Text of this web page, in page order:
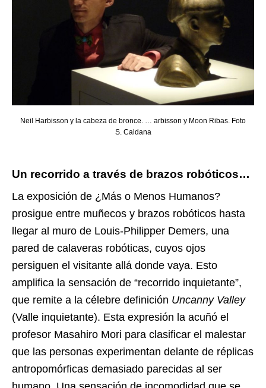
Neil Harbisson y la cabeza de bronce. … arbisson y Moon Ribas. Foto
S. Caldana
Un recorrido a través de brazos robóticos…
La exposición de ¿Más o Menos Humanos?
prosigue entre muñecos y brazos robóticos hasta
llegar al muro de Louis-Philipper Demers, una
pared de calaveras robóticas, cuyos ojos
persiguen el visitante allá donde vaya. Esto
amplifica la sensación de “recorrido inquietante”,
que remite a la célebre definición Uncanny Valley
(Valle inquietante). Esta expresión la acuñó el
profesor Masahiro Mori para clasificar el malestar
que las personas experimentan delante de réplicas
antropomórficas demasiado parecidas al ser